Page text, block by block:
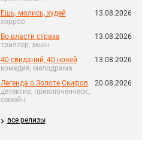
Ешь, молись, худей
хоррор
13.08.2026
Во власти страха
триллер, экшн
13.08.2026
40 свиданий, 40 ночей
комедия, мелодрама
13.08.2026
Легенда о Золоте Скифов
детектив, приключенческ.,
семейн.
20.08.2026
все релизы